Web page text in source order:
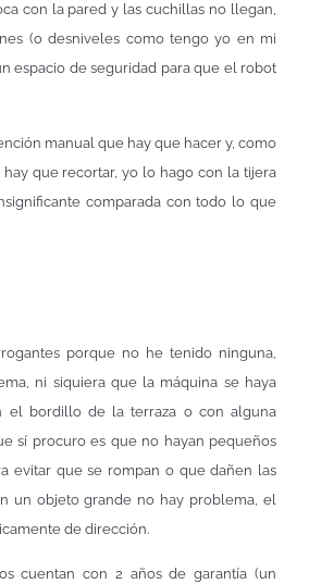
con la pared y las cuchillas no llegan,
(o desniveles como tengo yo en mi
espacio de seguridad para que el robot
manual que hay que hacer y, como
que recortar, yo lo hago con la tijera
comparada con todo lo que
porque no he tenido ninguna,
ni siquiera que la máquina se haya
el bordillo de la terraza o con alguna
sí procuro es que no hayan pequeños
evitar que se rompan o que dañen las
un objeto grande no hay problema, el
de dirección.
cuentan con 2 años de garantía (un